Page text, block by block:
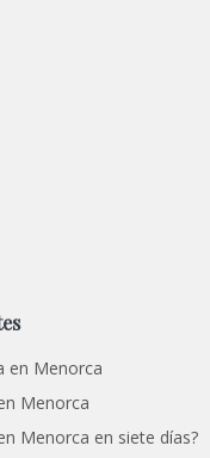
en Menorca
Menorca
Menorca en siete días?